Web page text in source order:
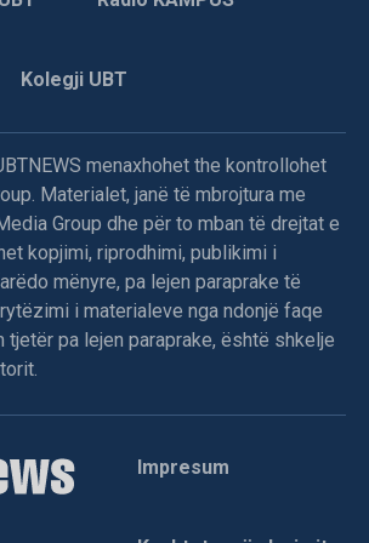
forcat serbe vranë dy
forca të mëdha ushtarake e
fshatin Vraniq të Dushkajës,
LDK-së në Gjakovë.
e këtij fshati i bënë rezistencë këtyre
(73) dhe Kolë Gjon Lleshaj (30).
Kolegji UBT
menaxhohet the kontrollohet
Materialet, janë të mbrojtura me
Group dhe për to mban të drejtat e
kopjimi, riprodhimi, publikimi i
mënyre, pa lejen paraprake të
i materialeve nga ndonjë faqe
tjetër pa lejen paraprake, është shkelje
Impresum